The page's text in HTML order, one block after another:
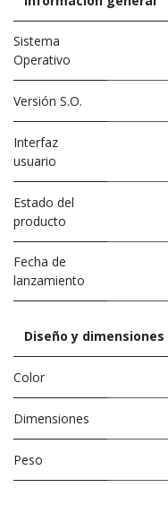
Sistema
Operativo
Versión S.O.
Interfaz
usuario
Estado del
producto
Fecha de
lanzamiento
Diseño y dimensiones
Color
Dimensiones
Peso